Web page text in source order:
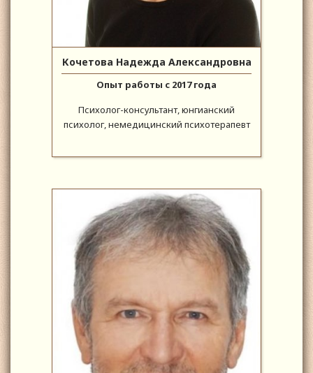
Кочетова Надежда Александровна
Опыт работы с 2017 года
Психолог-консультант, юнгианский
психолог, немедицинский психотерапевт